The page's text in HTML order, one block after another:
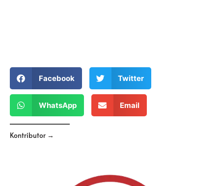
Facebook Twitter
WhatsApp Email
Kontributor →